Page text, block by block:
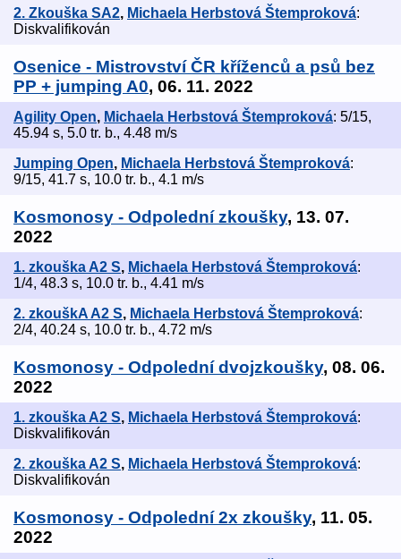
2. Zkouška SA2, Michaela Herbstová Štemproková:
Diskvalifikován
Osenice - Mistrovství ČR kříženců a psů bez
PP + jumping A0, 06. 11. 2022
Agility Open, Michaela Herbstová Štemproková: 5/15,
45.94 s, 5.0 tr. b., 4.48 m/s
Jumping Open, Michaela Herbstová Štemproková:
9/15, 41.7 s, 10.0 tr. b., 4.1 m/s
Kosmonosy - Odpolední zkoušky, 13. 07.
2022
1. zkouška A2 S, Michaela Herbstová Štemproková:
1/4, 48.3 s, 10.0 tr. b., 4.41 m/s
2. zkouškA A2 S, Michaela Herbstová Štemproková:
2/4, 40.24 s, 10.0 tr. b., 4.72 m/s
Kosmonosy - Odpolední dvojzkoušky, 08. 06.
2022
1. zkouška A2 S, Michaela Herbstová Štemproková:
Diskvalifikován
2. zkouška A2 S, Michaela Herbstová Štemproková:
Diskvalifikován
Kosmonosy - Odpolední 2x zkoušky, 11. 05.
2022